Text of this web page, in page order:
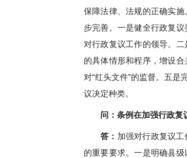
保障法律、法规的正确实
步完善。一是健全行政复
对行政复议工作的领导。
的具体情形和程序，增设
对“红头文件”的监督。五
议决定种类。
问：条例在加强行政复
答： 加强对行政复议
的重要要求。一是明确县